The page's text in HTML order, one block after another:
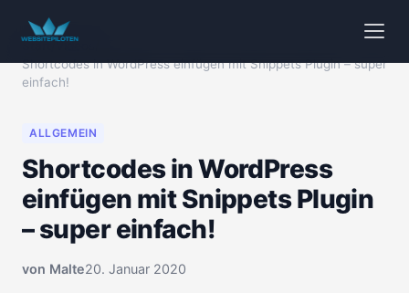
Start/Videos
Shortcodes in WordPress einfügen mit Snippets Plugin – super
einfach!
ALLGEMEIN
Shortcodes in WordPress
einfügen mit Snippets Plugin
– super einfach!
von Malte20. Januar 2020